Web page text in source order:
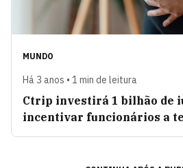
MUNDO
Há 3 anos • 1 min de leitura
Ctrip investirá 1 bilhão de
incentivar funcionários a